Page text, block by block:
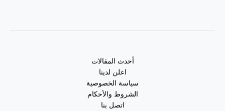
أحدث المقالات
اعلن لدينا
سياسة الخصوصية
الشروط والأحكام
اتصل بنا